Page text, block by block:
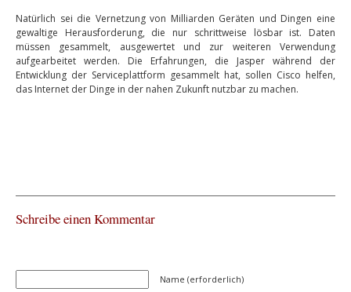
Natürlich sei die Vernetzung von Milliarden Geräten und Dingen eine
gewaltige Herausforderung, die nur schrittweise lösbar ist. Daten
müssen gesammelt, ausgewertet und zur weiteren Verwendung
aufgearbeitet werden. Die Erfahrungen, die Jasper während der
Entwicklung der Serviceplattform gesammelt hat, sollen Cisco helfen,
das Internet der Dinge in der nahen Zukunft nutzbar zu machen.
Schreibe einen Kommentar
Name (erforderlich)